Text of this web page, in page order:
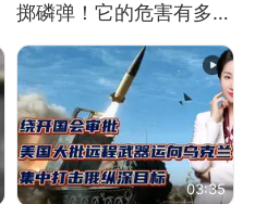
掷磷弹！它的危害有多
03:35